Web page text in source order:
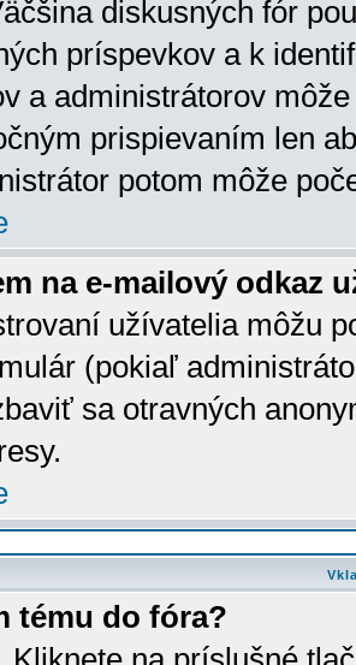
diskusných fór
príspevkov a k
a administrátorov
prispievaním len
potom môže
na e-mailový odkaz
užívatelia môžu
(pokiaľ
sa otravných
tému do fóra?